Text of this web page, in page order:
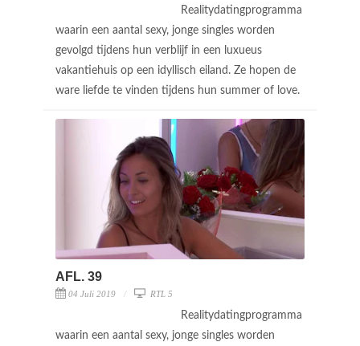
Realitydatingprogramma
waarin een aantal sexy, jonge singles worden
gevolgd tijdens hun verblijf in een luxueus
vakantiehuis op een idyllisch eiland. Ze hopen de
ware liefde te vinden tijdens hun summer of love.
AFL. 39
04 Juli 2019 RTL 5
Realitydatingprogramma
waarin een aantal sexy, jonge singles worden